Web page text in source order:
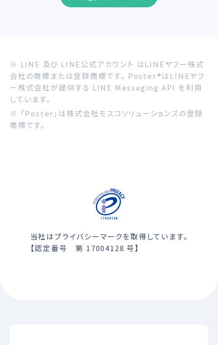
※ LINE 及び LINE公式アカウント はLINEヤフー株式
会社の商標または登録商標です。 Poster®はLINEヤフ
ー株式会社が提供する LINE Messaging API を利用
しています。
※ 「Poster」は株式会社モスコソリューションズの登録
商標です。
当社はプライバシーマークを取得しています。
【認定番号 第 17004128 号】